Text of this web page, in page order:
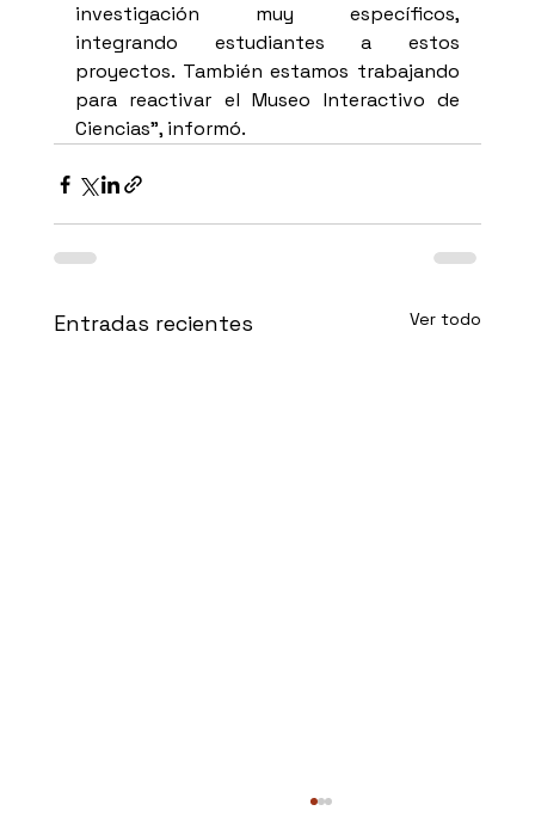
investigación muy específicos,
integrando estudiantes a estos
proyectos. También estamos trabajando
para reactivar el Museo Interactivo de
Ciencias”, informó.
Entradas recientes Ver todo